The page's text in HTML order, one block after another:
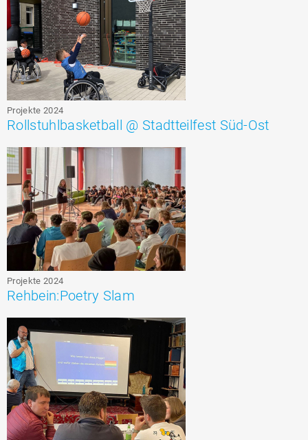
Projekte 2024
Rollstuhlbasketball @ Stadtteilfest Süd-Ost
Projekte 2024
Rehbein:Poetry Slam